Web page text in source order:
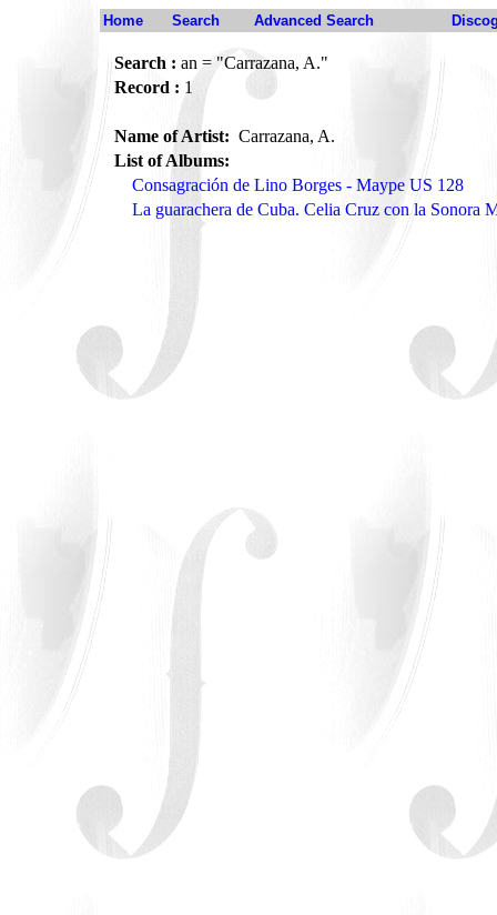
Home Search Advanced Search
Search : an = "Carrazana, A."
Record : 1
Name of Artist: Carrazana, A.
List of Albums:
Consagración de Lino Borges - Maype US 128
La guarachera de Cuba. Celia Cruz con la Sonora